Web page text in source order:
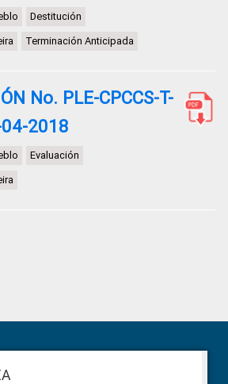
Destitución
Terminación Anticipada
No. PLE-CPCCS-T-
2018
Evaluación